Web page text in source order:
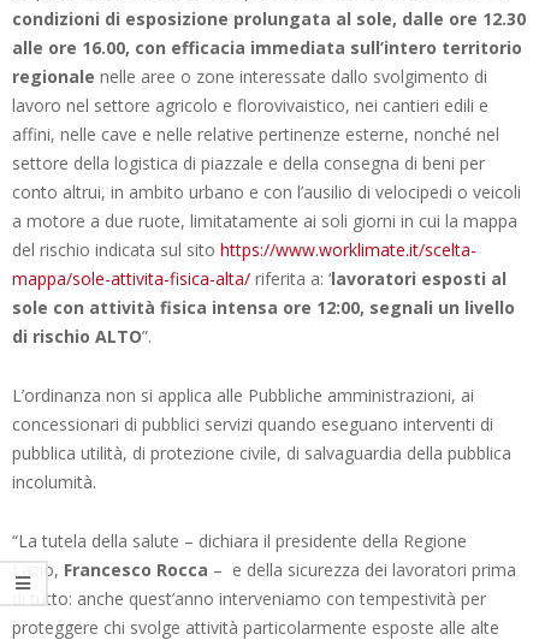
condizioni di esposizione prolungata al sole, dalle ore 12.30
alle ore 16.00, con efficacia immediata sull’intero territorio
regionale nelle aree o zone interessate dallo svolgimento di
lavoro nel settore agricolo e florovivaistico, nei cantieri edili e
affini, nelle cave e nelle relative pertinenze esterne, nonché nel
settore della logistica di piazzale e della consegna di beni per
conto altrui, in ambito urbano e con l’ausilio di velocipedi o veicoli
a motore a due ruote, limitatamente ai soli giorni in cui la mappa
del rischio indicata sul sito https://www.worklimate.it/scelta-
mappa/sole-attivita-fisica-alta/ riferita a: ‘lavoratori esposti al
sole con attività fisica intensa ore 12:00, segnali un livello
di rischio ALTO”.
L’ordinanza non si applica alle Pubbliche amministrazioni, ai
concessionari di pubblici servizi quando eseguano interventi di
pubblica utilità, di protezione civile, di salvaguardia della pubblica
incolumità.
“La tutela della salute – dichiara il presidente della Regione
Lazio, Francesco Rocca – e della sicurezza dei lavoratori prima
di tutto: anche quest’anno interveniamo con tempestività per
proteggere chi svolge attività particolarmente esposte alle alte